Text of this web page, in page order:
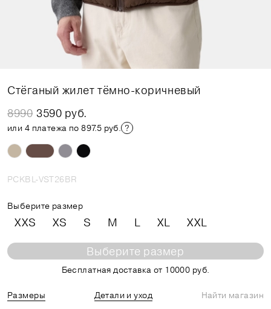
Стёганый жилет тёмно-коричневый
8990 3590 руб.
или 4 платежа по 897.5 руб.
PCKBL-VST26BR
Выберите размер
XXS XS S M L XL XXL
Выберите размер
Бесплатная доставка от 10000 руб.
Размеры Детали и уход
Найти магазин